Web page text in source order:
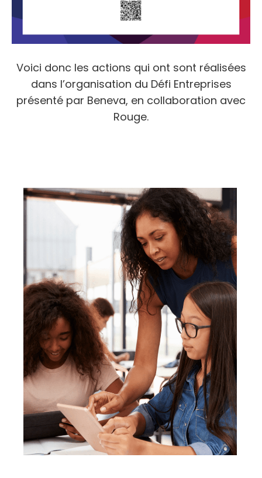
Voici donc les actions qui ont sont réalisées
dans l’organisation du Défi Entreprises
présenté par Beneva, en collaboration avec
Rouge.